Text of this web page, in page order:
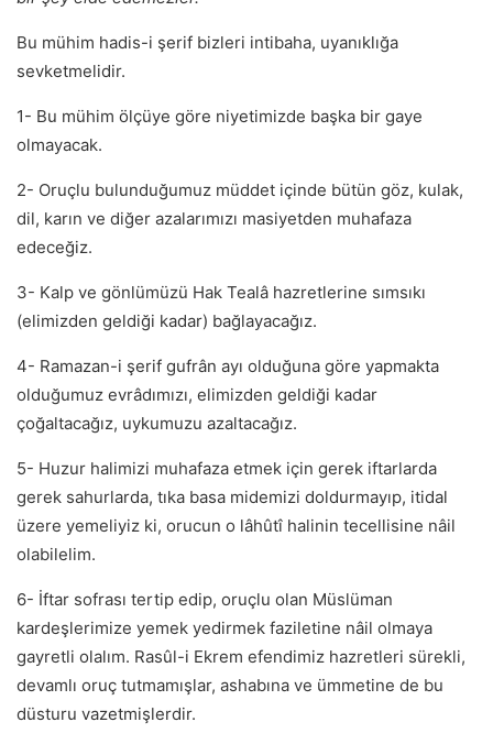
Bu mühim hadis-i şerif bizleri intibaha, uyanıklığa
sevketmelidir.
1- Bu mühim ölçüye göre niyetimizde başka bir gaye
olmayacak.
2- Oruçlu bulunduğumuz müddet içinde bütün göz, kulak,
dil, karın ve diğer azalarımızı masiyetden muhafaza
edeceğiz.
3- Kalp ve gönlümüzü Hak Tealâ hazretlerine sımsıkı
(elimizden geldiği kadar) bağlayacağız.
4- Ramazan-i şerif gufrân ayı olduğuna göre yapmakta
olduğumuz evrâdımızı, elimizden geldiği kadar
çoğaltacağız, uykumuzu azaltacağız.
5- Huzur halimizi muhafaza etmek için gerek iftarlarda
gerek sahurlarda, tıka basa midemizi doldurmayıp, itidal
üzere yemeliyiz ki, orucun o lâhûtî halinin tecellisine nâil
olabilelim.
6- İftar sofrası tertip edip, oruçlu olan Müslüman
kardeşlerimize yemek yedirmek faziletine nâil olmaya
gayretli olalım. Rasûl-i Ekrem efendimiz hazretleri sürekli,
devamlı oruç tutmamışlar, ashabına ve ümmetine de bu
düsturu vazetmişlerdir.